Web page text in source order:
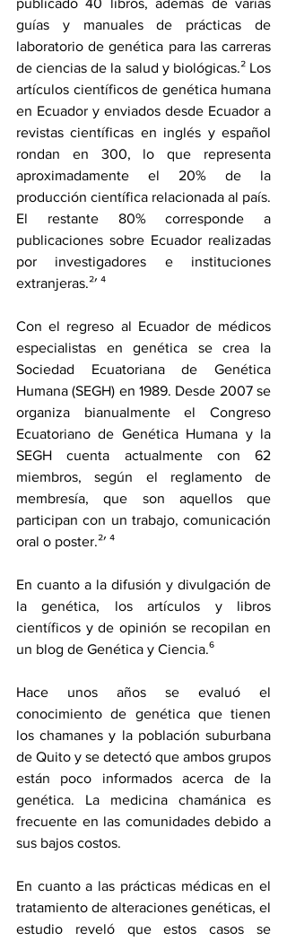
publicado 40 libros, además de varias
guías y manuales de prácticas de
laboratorio de genética para las carreras
de ciencias de la salud y biológicas.² Los
artículos científicos de genética humana
en Ecuador y enviados desde Ecuador a
revistas científicas en inglés y español
rondan en 300, lo que representa
aproximadamente el 20% de la
producción científica relacionada al país.
El restante 80% corresponde a
publicaciones sobre Ecuador realizadas
por investigadores e instituciones
extranjeras.²′ ⁴
Con el regreso al Ecuador de médicos
especialistas en genética se crea la
Sociedad Ecuatoriana de Genética
Humana (SEGH) en 1989. Desde 2007 se
organiza bianualmente el Congreso
Ecuatoriano de Genética Humana y la
SEGH cuenta actualmente con 62
miembros, según el reglamento de
membresía, que son aquellos que
participan con un trabajo, comunicación
oral o poster.²′ ⁴
En cuanto a la difusión y divulgación de
la genética, los artículos y libros
científicos y de opinión se recopilan en
un blog de Genética y Ciencia.⁶
Hace unos años se evaluó el
conocimiento de genética que tienen
los chamanes y la población suburbana
de Quito y se detectó que ambos grupos
están poco informados acerca de la
genética. La medicina chamánica es
frecuente en las comunidades debido a
sus bajos costos.
En cuanto a las prácticas médicas en el
tratamiento de alteraciones genéticas, el
estudio reveló que estos casos se